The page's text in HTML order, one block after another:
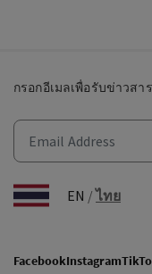
กรอกอีเมลเพื่อรับข่าวสา
EN /ไทย
FacebookInstagram